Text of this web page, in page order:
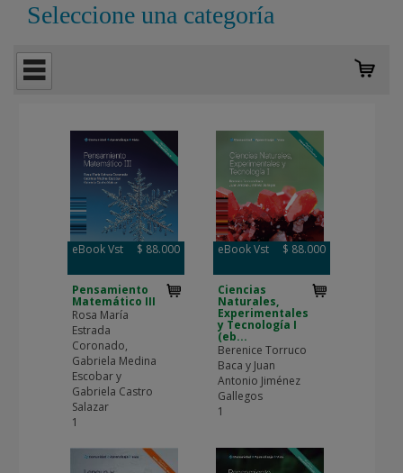
Seleccione una categoría
eBook Vst $ 88.000
Pensamiento
Matemático III
Rosa María
Estrada
Coronado,
Gabriela Medina
Escobar y
Gabriela Castro
Salazar
1
eBook Vst $ 88.000
Ciencias
Naturales,
Experimentales
y Tecnología I
(eb...
Berenice Torruco
Baca y Juan
Antonio Jiménez
Gallegos
1